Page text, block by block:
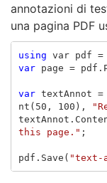
annotazioni di
una pagina PDF
using var pdf =
var
page = pdf .
var textAnnot =
nt ( 50 , 100 ),
textAnnot .
this page." ;
pdf . Save ( "text-